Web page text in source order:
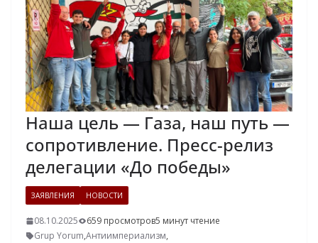
Наша цель — Газа, наш путь —
сопротивление. Пресс-релиз
делегации «До победы»
ЗАЯВЛЕНИЯ НОВОСТИ
08.10.2025 659 просмотров5 минут чтение
Grup Yorum,Антиимпериализм,